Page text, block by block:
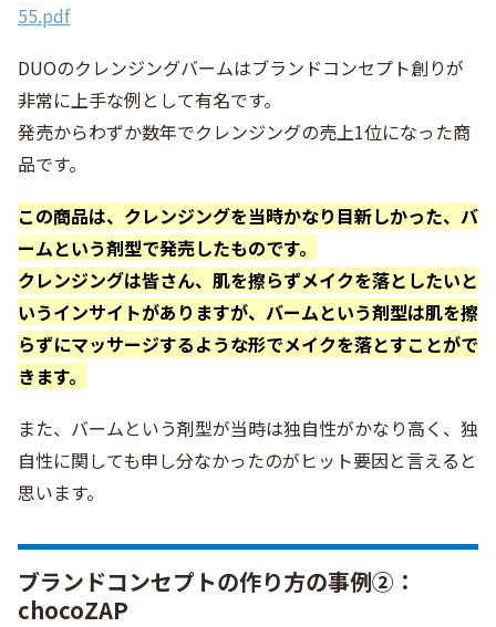
55.pdf
DUOのクレンジングバームはブランドコンセプト創りが
非常に上手な例として有名です。
発売からわずか数年でクレンジングの売上1位になった商
品です。
この商品は、クレンジングを当時かなり目新しかった、バ
ームという剤型で発売したものです。
クレンジングは皆さん、肌を擦らずメイクを落としたいと
いうインサイトがありますが、バームという剤型は肌を擦
らずにマッサージするような形でメイクを落とすことがで
きます。
また、バームという剤型が当時は独自性がかなり高く、独
自性に関しても申し分なかったのがヒット要因と言えると
思います。
ブランドコンセプトの作り方の事例②：
chocoZAP